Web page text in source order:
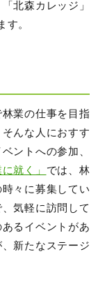
北森カレッジ」
す。
業の仕事を目指
んな人におすす
ントへの参加、
就く」 では、林
々に募集してい
気軽に訪問して
るイベントがあ
新たなステージ